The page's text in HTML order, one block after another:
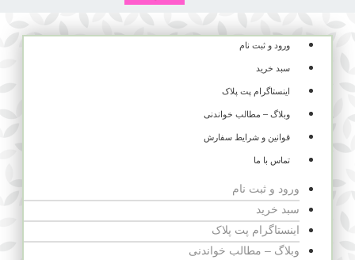
ورود و ثبت نام
سبد خرید
اینستاگرام پت پلاک
وبلاگ – مطالب خواندنی
قوانین و شرایط سفارش
تماس با ما
ورود و ثبت نام
سبد خرید
اینستاگرام پت پلاک
وبلاگ – مطالب خواندنی